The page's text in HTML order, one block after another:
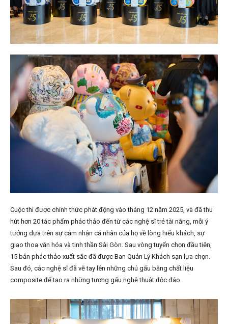
Cuộc thi được chính thức phát động vào tháng 12 năm 2025, và đã thu
hút hơn 20 tác phẩm phác thảo đến từ các nghệ sĩ trẻ tài năng, mỗi ý
tưởng dựa trên sự cảm nhận cá nhân của họ về lòng hiếu khách, sự
giao thoa văn hóa và tinh thần Sài Gòn. Sau vòng tuyển chọn đầu tiên,
15 bản phác thảo xuất sắc đã được Ban Quản Lý Khách sạn lựa chọn.
Sau đó, các nghệ sĩ đã vẽ tay lên những chú gấu bằng chất liệu
composite để tạo ra những tượng gấu nghệ thuật độc đáo.